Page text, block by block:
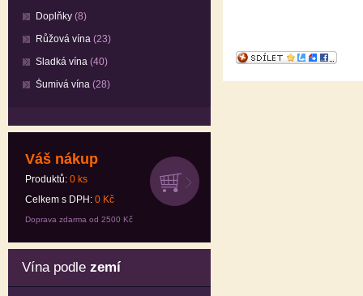
Doplňky (8)
Růžová vína (23)
Sladká vína (40)
Šumivá vína (28)
Váš nákup
Produktů: 0ks
Celkem s DPH: 0Kč
Doprava zdarma od 2500 Kč
Vína podle zemí